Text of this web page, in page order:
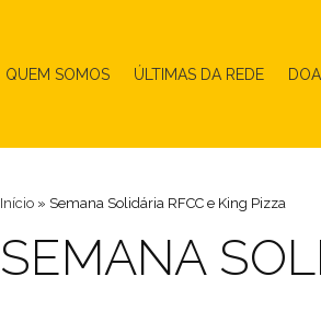
QUEM SOMOS ÚLTIMAS DA REDE
Início » Semana Solidária RFCC e King Pizza
SEMANA